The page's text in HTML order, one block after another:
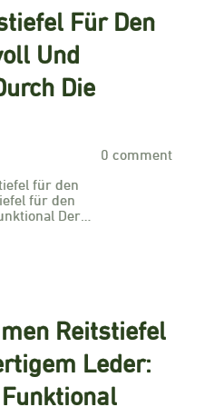
Für Den
Und
Die
0 comment
für den
für den
Der…
Reitstiefel
Leder: